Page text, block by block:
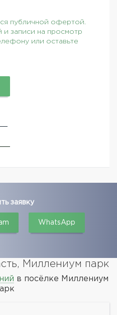
публичной офертой.
и записи на просмотр
или оставьте
заявку
WhatsApp
Миллениум парк
в посёлке Миллениум